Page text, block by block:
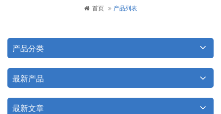
首页 产品列表
产品分类
最新产品
最新文章